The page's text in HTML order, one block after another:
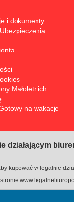
i dokumenty
Małoletnich
na wakacje
działającym
kupować w legalnie